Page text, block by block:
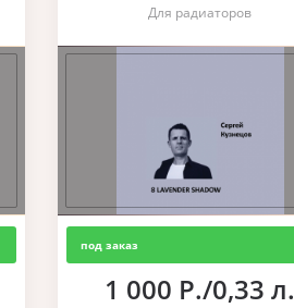
Для радиаторов
под заказ
1 000 Р./0,33 л.